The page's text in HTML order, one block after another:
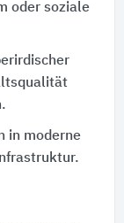
oder soziale
in moderne